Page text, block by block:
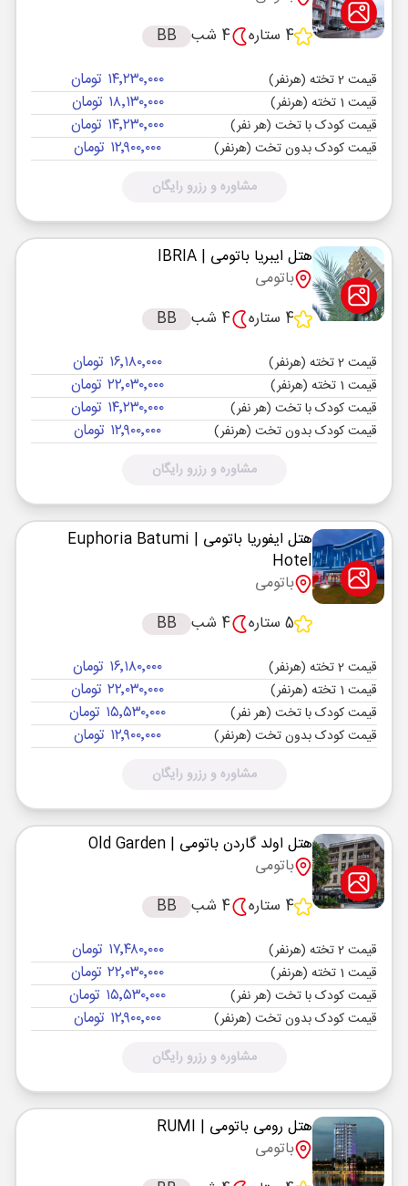
4 ستاره
4 شب BB
قیمت 2 تخته (هرنفر) ۱۴٬۲۳۰٬۰۰۰ تومان
قیمت 1 تخته (هرنفر) ۱۸٬۱۳۰٬۰۰۰ تومان
قیمت کودک با تخت (هر نفر) ۱۴٬۲۳۰٬۰۰۰ تومان
قیمت کودک بدون تخت (هرنفر) ۱۲٬۹۰۰٬۰۰۰ تومان
مشاوره و رزرو رایگان
هتل ایبریا باتومی | IBRIA
باتومی
4 ستاره
4 شب BB
قیمت 2 تخته (هرنفر) ۱۶٬۱۸۰٬۰۰۰ تومان
قیمت 1 تخته (هرنفر) ۲۲٬۰۳۰٬۰۰۰ تومان
قیمت کودک با تخت (هر نفر) ۱۴٬۲۳۰٬۰۰۰ تومان
قیمت کودک بدون تخت (هرنفر) ۱۲٬۹۰۰٬۰۰۰ تومان
مشاوره و رزرو رایگان
هتل ایفوریا باتومی
| Euphoria Batumi
Hotel
باتومی
5 ستاره
4 شب BB
قیمت 2 تخته (هرنفر) ۱۶٬۱۸۰٬۰۰۰ تومان
قیمت 1 تخته (هرنفر) ۲۲٬۰۳۰٬۰۰۰ تومان
قیمت کودک با تخت (هر نفر) ۱۵٬۵۳۰٬۰۰۰ تومان
قیمت کودک بدون تخت (هرنفر) ۱۲٬۹۰۰٬۰۰۰ تومان
مشاوره و رزرو رایگان
هتل اولد گاردن باتومی | Old Garden
باتومی
4 ستاره
4 شب BB
قیمت 2 تخته (هرنفر) ۱۷٬۴۸۰٬۰۰۰ تومان
قیمت 1 تخته (هرنفر) ۲۲٬۰۳۰٬۰۰۰ تومان
قیمت کودک با تخت (هر نفر) ۱۵٬۵۳۰٬۰۰۰ تومان
قیمت کودک بدون تخت (هرنفر) ۱۲٬۹۰۰٬۰۰۰ تومان
مشاوره و رزرو رایگان
هتل رومی باتومی | RUMI
باتومی